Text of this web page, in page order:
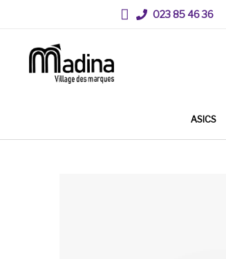
023 85 46 36
ASICS